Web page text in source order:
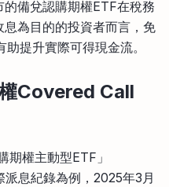
備兌認購期權ETF在稅務
為目的的投資者而言，免
提升實際可得現金流。
Covered Call
權主動型ETF」
派息紀錄為例，2025年3月